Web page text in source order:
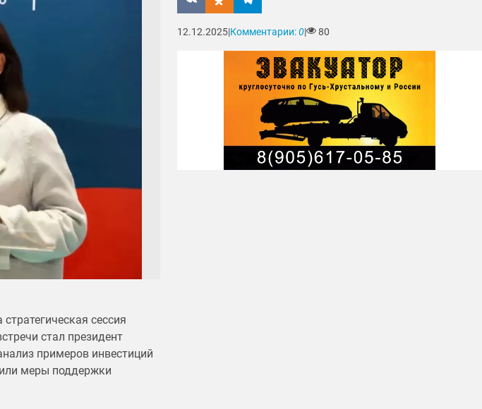
сессия
стал президент
примеров инвестиций
меры поддержки
12.12.2025|Комментарии:0| 80